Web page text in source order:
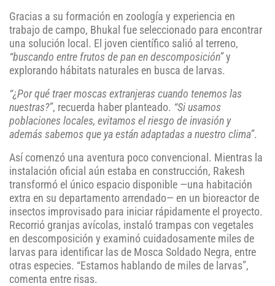
Gracias a su formación en zoología y experiencia en
trabajo de campo, Bhukal fue seleccionado para encontrar
una solución local. El joven científico salió al terreno,
“buscando entre frutos de pan en descomposición”y
explorando hábitats naturales en busca de larvas.
“¿Por qué traer moscas extranjeras cuando tenemos las
nuestras?”, recuerda haber planteado. “Si usamos
poblaciones locales, evitamos el riesgo de invasión y
además sabemos que ya están adaptadas a nuestro clima”.
Así comenzó una aventura poco convencional. Mientras la
instalación oficial aún estaba en construcción, Rakesh
transformó el único espacio disponible —una habitación
extra en su departamento arrendado— en un bioreactor de
insectos improvisado para iniciar rápidamente el proyecto.
Recorrió granjas avícolas, instaló trampas con vegetales
en descomposición y examinó cuidadosamente miles de
larvas para identificar las de Mosca Soldado Negra, entre
otras especies. “Estamos hablando de miles de larvas”,
comenta entre risas.